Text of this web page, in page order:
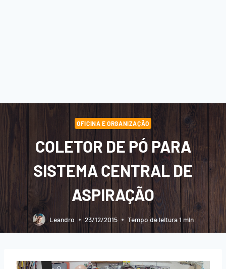
OFICINA E ORGANIZAÇÃO
COLETOR DE PÓ PARA
SISTEMA CENTRAL DE
ASPIRAÇÃO
Leandro 23/12/2015 Tempo de leitura1 min